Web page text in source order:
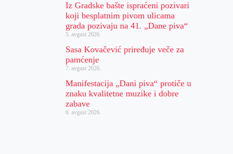
Iz Gradske bašte ispraćeni pozivari
koji besplatnim pivom ulicama
grada pozivaju na 41. „Dane piva“
5. avgust 2026.
Sasa Kovačević priređuje veče za
pamćenje
7. avgust 2026.
Manifestacija „Dani piva“ protiče u
znaku kvalitetne muzike i dobre
zabave
6. avgust 2026.